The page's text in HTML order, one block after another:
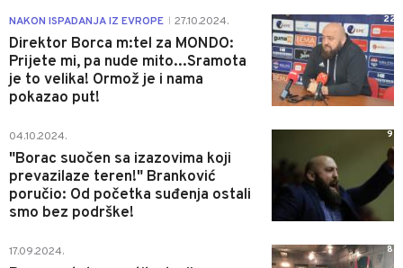
NAKON ISPADANJA IZ EVROPE 27.10.2024.
Direktor Borca m:tel za MONDO:
Prijete mi, pa nude mito...Sramota
je to velika! Ormož je i nama
pokazao put!
22
04.10.2024.
"Borac suočen sa izazovima koji
prevazilaze teren!" Branković
poručio: Od početka suđenja ostali
smo bez podrške!
9
17.09.2024. 8